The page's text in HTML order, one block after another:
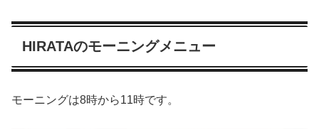
HIRATAのモーニングメニュー
モーニングは8時から11時です。